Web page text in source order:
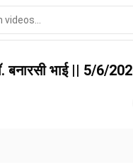
बनारसी भाई || 5/6/